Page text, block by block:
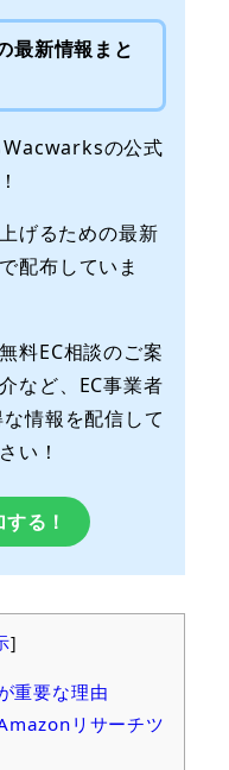
最新情報まと
Wacwarksの公式
げるための最新
配布していま
料EC相談のご案
など、EC事業者
情報を配信して
い！
る！
]
重要な理由
リサーチツ